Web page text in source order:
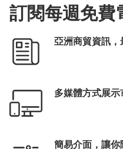
訂閱每週免費
亞洲商貿資訊，
多媒體方式展示
簡易介面，讓